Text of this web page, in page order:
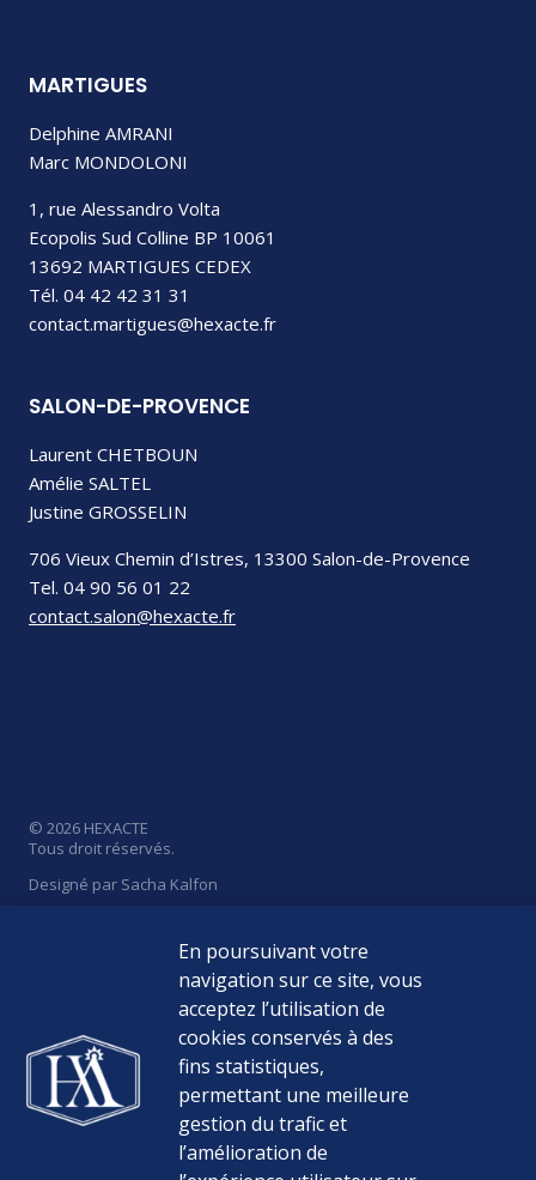
MARTIGUES
Delphine AMRANI
Marc MONDOLONI
1, rue Alessandro Volta
Ecopolis Sud Colline BP 10061
13692 MARTIGUES CEDEX
Tél. 04 42 42 31 31
contact.martigues@hexacte.fr
SALON-DE-PROVENCE
Laurent CHETBOUN
Amélie SALTEL
Justine GROSSELIN
706 Vieux Chemin d’Istres, 13300 Salon-de-Provence
Tel. 04 90 56 01 22
contact.salon@hexacte.fr
© 2026 HEXACTE
Tous droit réservés.
Designé par Sacha Kalfon
Politique de Confidentialité
Mentions Légales
Médiateur de la consommation
En poursuivant votre
navigation sur ce site, vous
acceptez l’utilisation de
cookies conservés à des
fins statistiques,
permettant une meilleure
gestion du trafic et
l’amélioration de